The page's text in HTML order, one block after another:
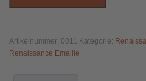
der
Renaissance
Artikelnummer: 0011 Kategorie:
Renaissance Emaille